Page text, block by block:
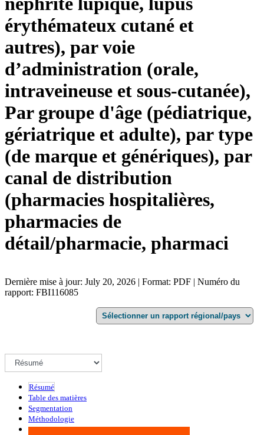
érythémateux cutané et
autres), par voie
d’administration (orale,
intraveineuse et sous-cutanée),
Par groupe d'âge (pédiatrique,
gériatrique et adulte), par type
(de marque et génériques), par
canal de distribution
(pharmacies hospitalières,
pharmacies de
détail/pharmacie, pharmaci
Dernière mise à jour: July 20, 2026 | Format: PDF | Numéro du
rapport: FBI116085
Résumé
Table des matières
Segmentation
Méthodologie
Infographie